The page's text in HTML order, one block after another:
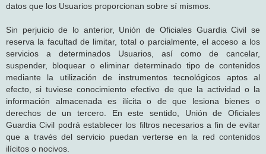
datos que los Usuarios proporcionan sobre sí mismos.
Sin perjuicio de lo anterior, Unión de Oficiales Guardia Civil se
reserva la facultad de limitar, total o parcialmente, el acceso a los
servicios a determinados Usuarios, así como de cancelar,
suspender, bloquear o eliminar determinado tipo de contenidos
mediante la utilización de instrumentos tecnológicos aptos al
efecto, si tuviese conocimiento efectivo de que la actividad o la
información almacenada es ilícita o de que lesiona bienes o
derechos de un tercero. En este sentido, Unión de Oficiales
Guardia Civil podrá establecer los filtros necesarios a fin de evitar
que a través del servicio puedan verterse en la red contenidos
ilícitos o nocivos.